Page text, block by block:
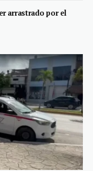
arrastrado por el